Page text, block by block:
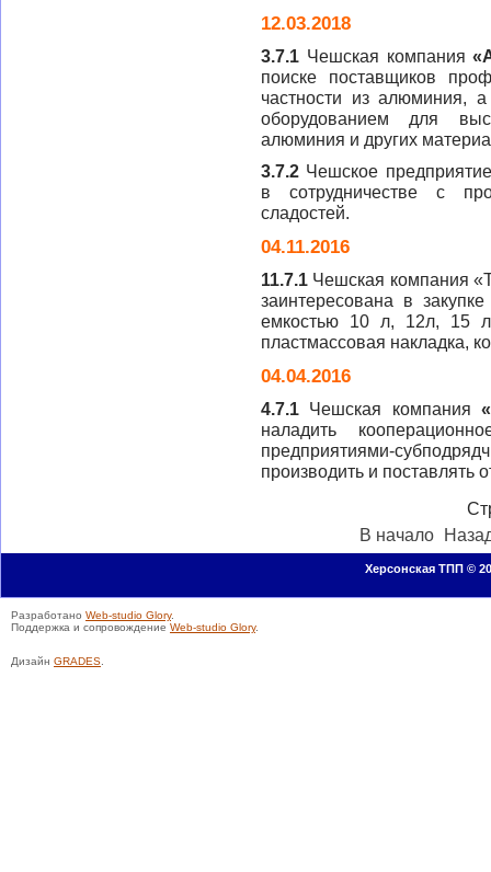
12.03.2018
3.7.1 Чешская компания«
поиске поставщиков
частности из алюминия,
оборудованием для
алюминия и других
3.7.2 Чешское
в сотрудничестве с
сладостей.
04.11.2016
11.7.1 Чешская компания
заинтересована в
емкостью 10 л, 12л, 15
пластмассовая накладка,
04.04.2016
4.7.1 Чешская компания«
наладить
предприятиями-
производить и
В начало
Херсонская ТПП ©
Разработано Web-studio Glory.
Поддержка и сопровождение Web-studio Glory.
Дизайн GRADES